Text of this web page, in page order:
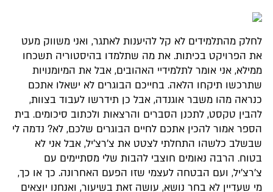
לחלק מהתלמידים לא קל להיענות לאתגר, ואני משווק מעט
את הפרויקט בכיתות. את מה שתלמדו בהיסטוריה תשכחו
ממילא, אני אומר לתלמידיי האהובים, אבל את המיומנויות
שתרכשו תיקחו הלאה. בחייכם הבוגרים לא ישאלו אתכם
כנראה מהו משבר אוגנדה, אבל כן תידרשו לעבוד בצוות,
להבין טקסט, לתכנן הסברים והרצאות ולכתוב סיכומים. בית
הספר אמור להכין אתכם לחיים הבוגרים שלכם, לא? נדמה לי
שבשלב כלשהו התחלתי לצטט את צ'רצ'יל, אבל אני לא
בטוח. הרבה נאומים חוצבי להבות שלי מסתיימים עם
צ'רצ'יל, ועם הבטחה לעצמי שזו הפעם האחרונה. כך או כך,
מי שעדיין לא בחר נושא, עושה זאת בשיעור, ואנחנו יוצאים